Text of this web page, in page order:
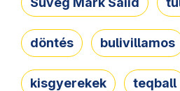
döntés bulivillamos
kisgyerekek teqball